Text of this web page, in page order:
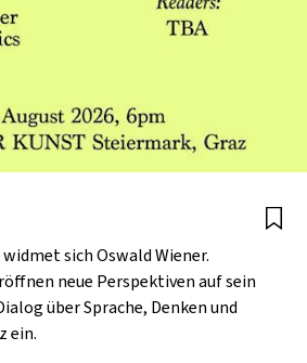
sich Oswald Wiener.
neue Perspektiven auf sein
über Sprache, Denken und
ein.